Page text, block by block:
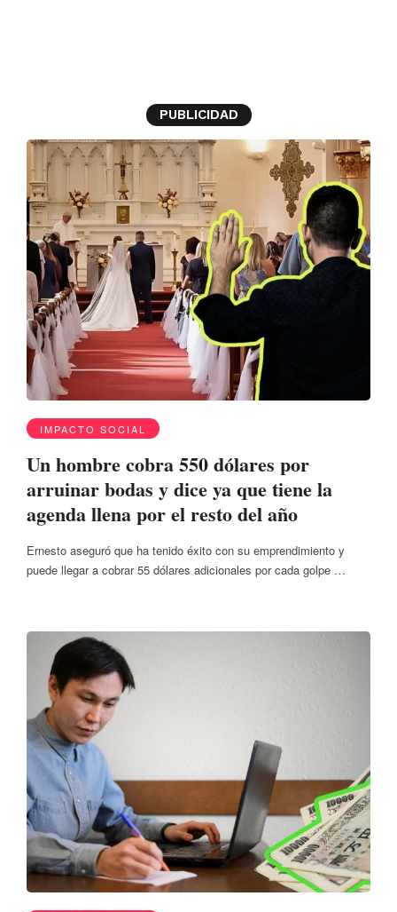
PUBLICIDAD
IMPACTO SOCIAL
Un hombre cobra 550 dólares por
arruinar bodas y dice ya que tiene la
agenda llena por el resto del año
Ernesto aseguró que ha tenido éxito con su emprendimiento y
puede llegar a cobrar 55 dólares adicionales por cada golpe …